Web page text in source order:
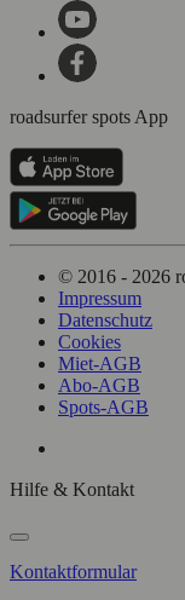
roadsurfer spots App
© 2016 - 2026
Impressum
Datenschutz
Cookies
Miet-AGB
Abo-AGB
Spots-AGB
Hilfe & Kontakt
Kontaktformular